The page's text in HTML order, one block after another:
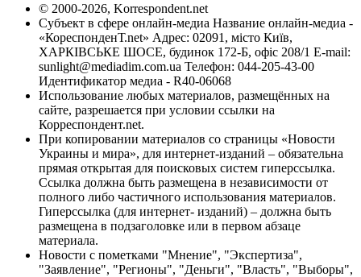
© 2000-2026, Korrespondent.net
Субъект в сфере онлайн-медиа Название онлайн-медиа -
«КореспонденТ.net» Адрес: 02091, місто Київ,
ХАРКІВСЬКЕ ШОСЕ, будинок 172-Б, офіс 208/1 E-mail:
sunlight@mediadim.com.ua Телефон: 044-205-43-00
Идентификатор медиа - R40-06068
Использование любых материалов, размещённых на
сайте, разрешается при условии ссылки на
Корреспондент.net.
При копировании материалов со страницы «Новости
Украины и мира», для интернет-изданий – обязательна
прямая открытая для поисковых систем гиперссылка.
Ссылка должна быть размещена в независимости от
полного либо частичного использования материалов.
Гиперссылка (для интернет- изданий) – должна быть
размещена в подзаголовке или в первом абзаце
материала.
Новости с пометками "Мнение", "Экспертиза",
"Заявление", "Регионы", "Деньги", "Власть", "Выборы",